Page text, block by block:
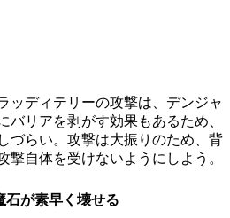
ッディテリーの攻撃は、デンジャ
バリアを剥がす効果もあるため、
づらい。攻撃は大振りのため、背
撃自体を受けないようにしよう。
石が素早く壊せる